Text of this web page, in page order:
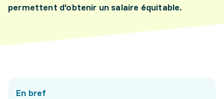
permettent d'obtenir un salaire équitable.
En bref